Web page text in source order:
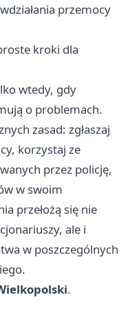
przemocy
kroki dla
wtedy, gdy
o problemach.
zasad: zgłaszaj
korzystaj ze
przez policję,
w swoim
przełożą się nie
ale i
w poszczególnych
.